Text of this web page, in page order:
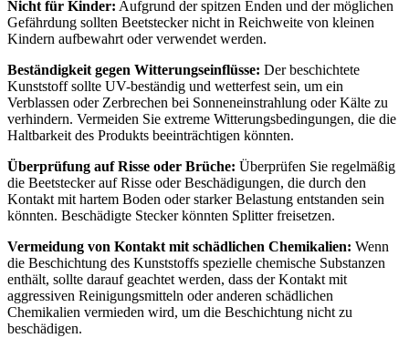
Nicht für Kinder: Aufgrund der spitzen Enden und der möglichen
Gefährdung sollten Beetstecker nicht in Reichweite von kleinen
Kindern aufbewahrt oder verwendet werden.
Beständigkeit gegen Witterungseinflüsse: Der beschichtete
Kunststoff sollte UV-beständig und wetterfest sein, um ein
Verblassen oder Zerbrechen bei Sonneneinstrahlung oder Kälte zu
verhindern. Vermeiden Sie extreme Witterungsbedingungen, die die
Haltbarkeit des Produkts beeinträchtigen könnten.
Überprüfung auf Risse oder Brüche: Überprüfen Sie regelmäßig
die Beetstecker auf Risse oder Beschädigungen, die durch den
Kontakt mit hartem Boden oder starker Belastung entstanden sein
könnten. Beschädigte Stecker könnten Splitter freisetzen.
Vermeidung von Kontakt mit schädlichen Chemikalien: Wenn
die Beschichtung des Kunststoffs spezielle chemische Substanzen
enthält, sollte darauf geachtet werden, dass der Kontakt mit
aggressiven Reinigungsmitteln oder anderen schädlichen
Chemikalien vermieden wird, um die Beschichtung nicht zu
beschädigen.